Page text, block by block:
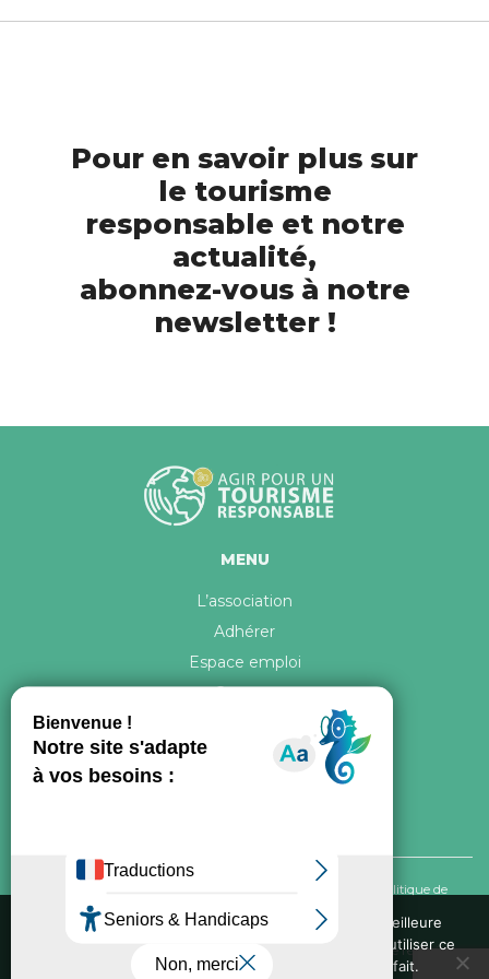
Pour en savoir plus sur
le tourisme
responsable et notre
actualité,
abonnez-vous à notre
newsletter !
MENU
L’association
Adhérer
Espace emploi
Contact
Politique de
confidentialité
Conception graphique, iconographie et développement de ce site réalisés par
Nous utilisons des cookies pour vous garantir la meilleure
expérience sur notre site web. Si vous continuez à utiliser ce
site, nous supposerons que vous en êtes satisfait.